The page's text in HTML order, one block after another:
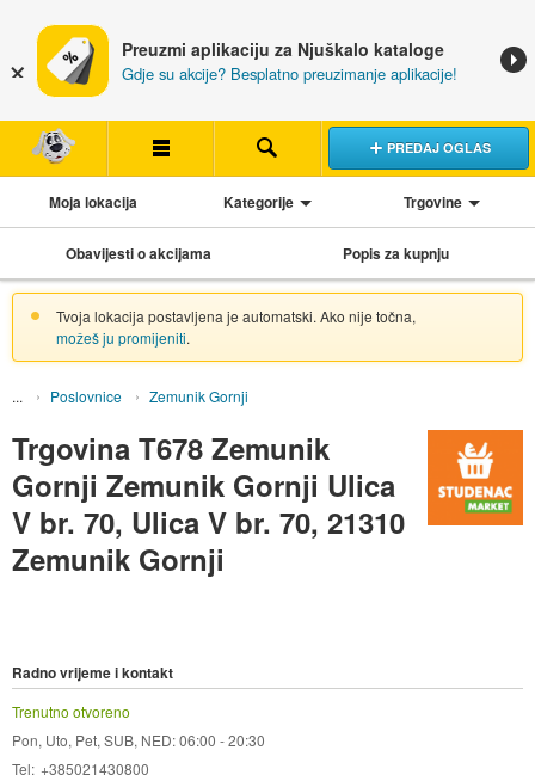
Preuzmi aplikaciju za Njuškalo kataloge
Gdje su akcije? Besplatno preuzimanje aplikacije!
PREDAJ OGLAS
Moja lokacija Kategorije Trgovine
Obavijesti o akcijama Popis za kupnju
Tvoja lokacija postavljena je automatski. Ako nije točna,
možeš ju promijeniti.
Poslovnice Zemunik Gornji
Trgovina T678 Zemunik
Gornji Zemunik Gornji Ulica
V br. 70, Ulica V br. 70, 21310
Zemunik Gornji
Radno vrijeme i kontakt
Trenutno otvoreno
Pon, Uto, Pet, SUB, NED: 06:00 - 20:30
Tel +385021430800